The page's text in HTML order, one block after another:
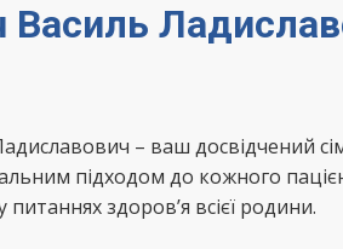
– ваш досвідчений
підходом до кожного
здоров’я всієї родини.